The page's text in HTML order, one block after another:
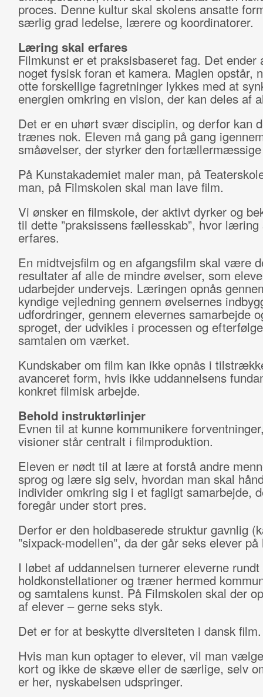
proces. Denne kultur skal skolens ansatte
særlig grad ledelse, lærere og koordinatorer.
Læring skal erfares
Filmkunst er et praksisbaseret fag. Det ender
noget fysisk foran et kamera. Magien opstår,
otte forskellige fagretninger lykkes med at
energien omkring en vision, der kan deles af
Det er en uhørt svær disciplin, og derfor kan
trænes nok. Eleven må gang på gang
småøvelser, der styrker den
På Kunstakademiet maler man, på
man, på Filmskolen skal man lave film.
Vi ønsker en filmskole, der aktivt dyrker og
til dette ”praksissens fællesskab”, hvor læring
erfares.
En midtvejsfilm og en afgangsfilm skal være
resultater af alle de mindre øvelser, som
udarbejder undervejs. Læringen opnås
kyndige vejledning gennem øvelsernes
udfordringer, gennem elevernes samarbejde
sproget, der udvikles i processen og
samtalen om værket.
Kundskaber om film kan ikke opnås i
avanceret form, hvis ikke uddannelsens
konkret filmisk arbejde.
Behold instruktørlinjer
Evnen til at kunne kommunikere
visioner står centralt i filmproduktion.
Eleven er nødt til at lære at forstå andre
sprog og lære sig selv, hvordan man skal
individer omkring sig i et fagligt samarbejde,
foregår under stort pres.
Derfor er den holdbaserede struktur gavnlig
”sixpack-modellen”, da der går seks elever
I løbet af uddannelsen turnerer eleverne
holdkonstellationer og træner hermed
og samtalens kunst. På Filmskolen skal der
af elever – gerne seks styk.
Det er for at beskytte diversiteten i dansk film.
Hvis man kun optager to elever, vil man
kort og ikke de skæve eller de særlige, selv
er her, nyskabelsen udspringer.